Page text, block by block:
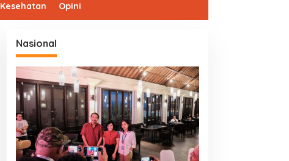
Kesehatan Opini
Nasional